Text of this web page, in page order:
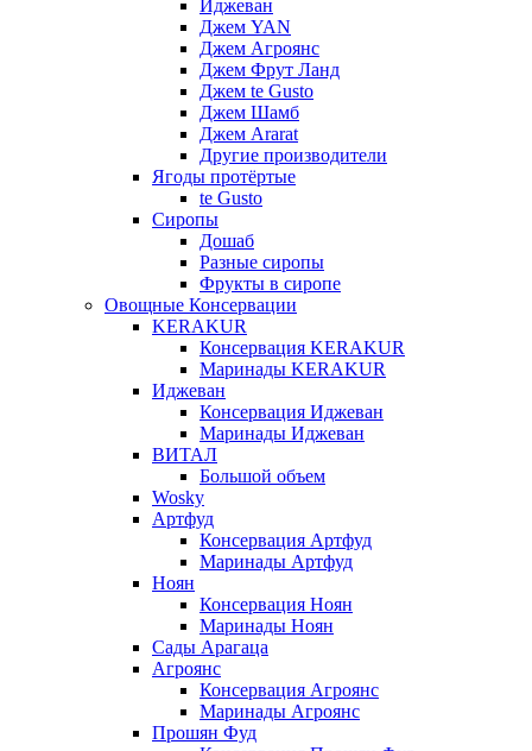
Иджеван
Джем YAN
Джем Агроянс
Джем Фрут Ланд
Джем te Gusto
Джем Шамб
Джем Ararat
Другие производители
Ягоды протёртые
te Gusto
Сиропы
Дошаб
Разные сиропы
Фрукты в сиропе
Овощные Консервации
KERAKUR
Консервация KERAKUR
Маринады KERAKUR
Иджеван
Консервация Иджеван
Маринады Иджеван
ВИТАЛ
Большой объем
Wosky
Артфуд
Консервация Артфуд
Маринады Артфуд
Ноян
Консервация Ноян
Маринады Ноян
Сады Арагаца
Агроянс
Консервация Агроянс
Маринады Агроянс
Прошян Фуд